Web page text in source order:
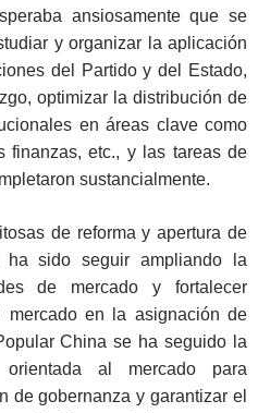
ansiosamente que se
y organizar la aplicación
del Partido y del Estado,
optimizar la distribución de
en áreas clave como
finanzas, etc., y las tareas de
sustancialmente.
de reforma y apertura de
ha sido seguir ampliando la
de mercado y fortalecer
mercado en la asignación de
China se ha seguido la
al mercado para
de gobernanza y garantizar el